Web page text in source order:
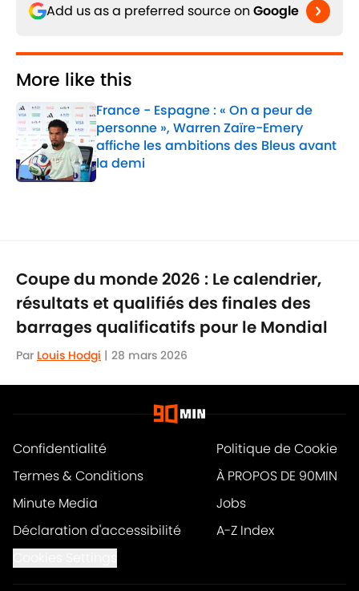
Add us as a preferred source on Google
More like this
France - Espagne : « On a peur de
personne », Warren Zaïre-Emery
affiche les ambitions des Bleus avant
la demi
Published by on Invalid Date
Coupe du monde 2026 : Le calendrier,
résultats et qualifiés des finales des
barrages qualificatifs pour le Mondial
Par Louis Hodgi | 28 mars 2026
Confidentialité
Politique de Cookie
Termes & Conditions
À PROPOS DE 90MIN
Minute Media
Jobs
Déclaration d'accessibilité
A-Z Index